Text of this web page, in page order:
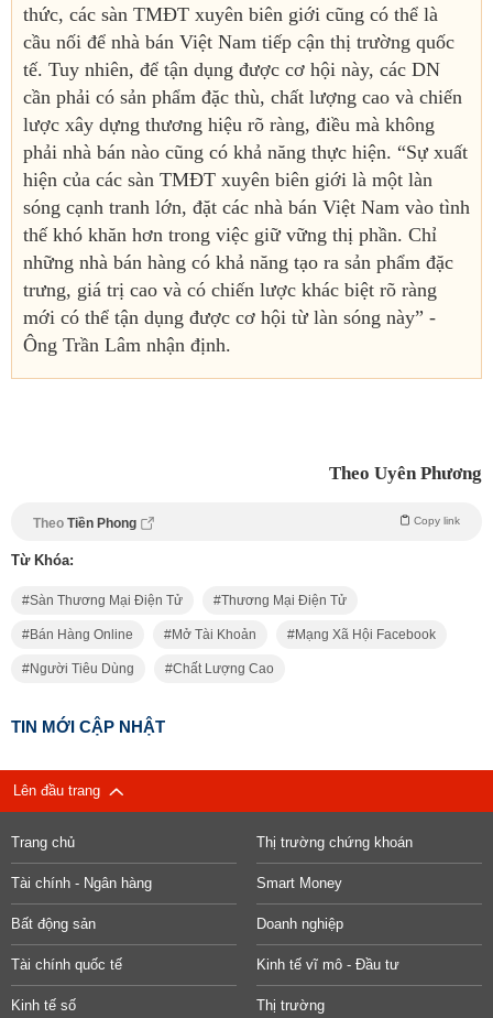
thức, các sàn TMĐT xuyên biên giới cũng có thể là
cầu nối để nhà bán Việt Nam tiếp cận thị trường quốc
tế. Tuy nhiên, để tận dụng được cơ hội này, các DN
cần phải có sản phẩm đặc thù, chất lượng cao và chiến
lược xây dựng thương hiệu rõ ràng, điều mà không
phải nhà bán nào cũng có khả năng thực hiện. “Sự xuất
hiện của các sàn TMĐT xuyên biên giới là một làn
sóng cạnh tranh lớn, đặt các nhà bán Việt Nam vào tình
thế khó khăn hơn trong việc giữ vững thị phần. Chỉ
những nhà bán hàng có khả năng tạo ra sản phẩm đặc
trưng, giá trị cao và có chiến lược khác biệt rõ ràng
mới có thể tận dụng được cơ hội từ làn sóng này” -
Ông Trần Lâm nhận định.
Theo Uyên Phương
Theo Tiền Phong Copy link
Từ Khóa:
Sàn Thương Mại Điện Tử Thương Mại Điện Tử
Bán Hàng Online Mở Tài Khoản Mạng Xã Hội Facebook
Người Tiêu Dùng Chất Lượng Cao
TIN MỚI CẬP NHẬT
Lên đầu trang
Trang chủ Thị trường chứng khoán
Tài chính - Ngân hàng Smart Money
Bất động sản Doanh nghiệp
Tài chính quốc tế Kinh tế vĩ mô - Đầu tư
Kinh tế số Thị trường